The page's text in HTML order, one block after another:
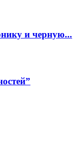
и черную...